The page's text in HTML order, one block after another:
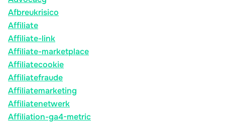
Afbreukrisico
Affiliate
Affiliate-link
Affiliate-marketplace
Affiliatecookie
Affiliatefraude
Affiliatemarketing
Affiliatenetwerk
Affiliation-ga4-metric